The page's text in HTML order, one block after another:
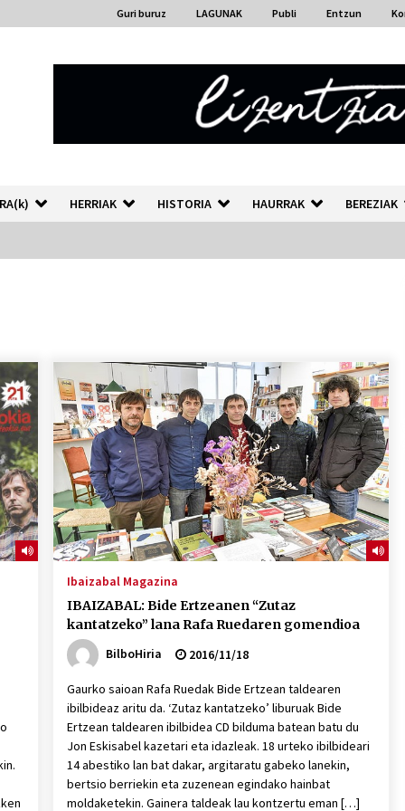
Guri buruz LAGUNAK Publi Entzun
HERRIAK HISTORIA HAURRAK BEREZIAK
Auzoportala : 1×04 Auzofoniak
2026/07/15
Larunbatean Plentziako Itsas
Martxa ospatuko da
2026/07/07
SOINUGELA: Paul McCartney eta
Ringo Starr-en lan berriak
Ibaizabal Magazina
IBAIZABAL: Bide Ertzeanen “Zutaz
kantatzeko” lana Rafa Ruedaren gomendioa
BilboHiria
2016/11/18
Gaurko saioan Rafa Ruedak Bide Ertzean taldearen
ibilbideaz aritu da. ‘Zutaz kantatzeko’ liburuak Bide
Ertzean taldearen ibilbidea CD bilduma batean batu du
Jon Eskisabel kazetari eta idazleak. 18 urteko ibilbideari
14 abestiko lan bat dakar, argitaratu gabeko lanekin,
bertsio berriekin eta zuzenean egindako hainbat
moldaketekin. Gainera taldeak lau kontzertu eman […]